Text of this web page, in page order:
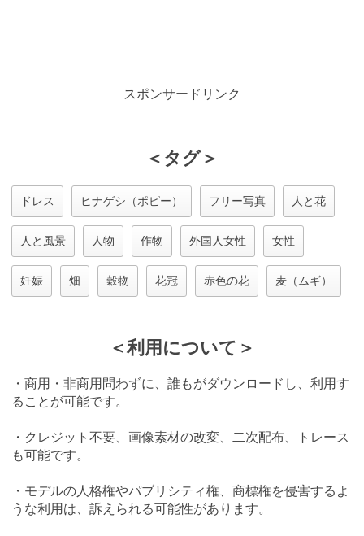
スポンサードリンク
＜タグ＞
ドレス ヒナゲシ（ポピー） フリー写真 人と花
人と風景 人物 作物 外国人女性 女性
妊娠 畑 穀物 花冠 赤色の花 麦（ムギ）
＜利用について＞
・商用・非商用問わずに、誰もがダウンロードし、利用す
ることが可能です。
・クレジット不要、画像素材の改変、二次配布、トレース
も可能です。
・モデルの人格権やパブリシティ権、商標権を侵害するよ
うな利用は、訴えられる可能性があります。